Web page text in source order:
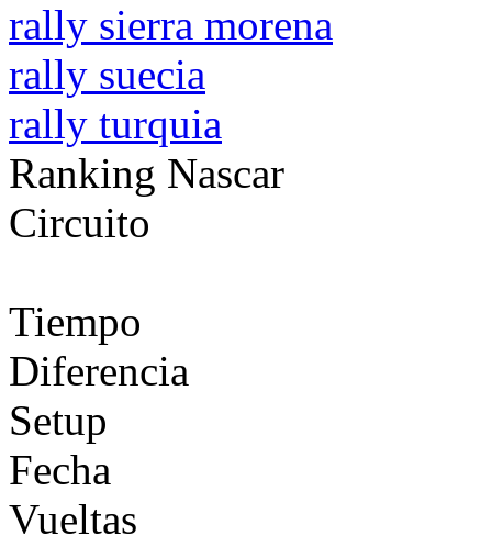
rally sierra morena
rally suecia
rally turquia
Ranking Nascar
Circuito
Tiempo
Diferencia
Setup
Fecha
Vueltas